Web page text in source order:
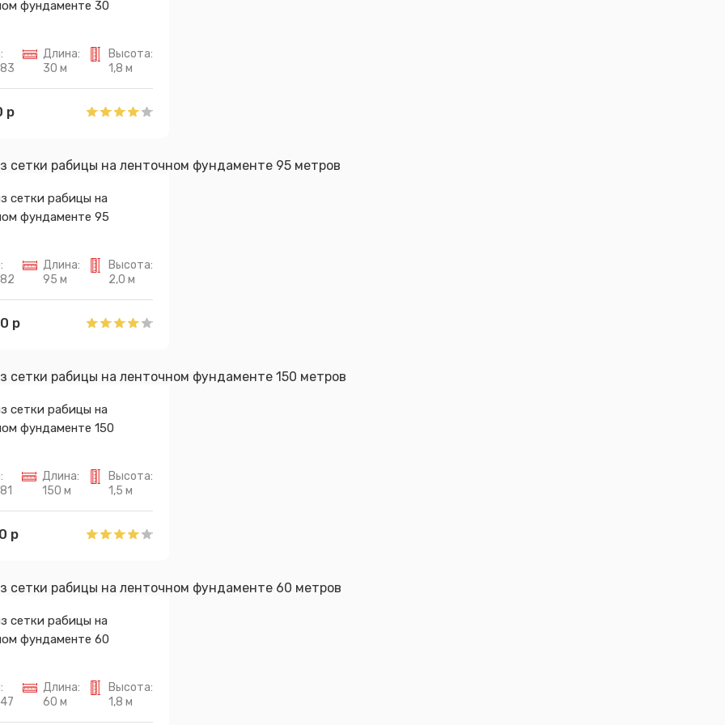
фундаменте 30
Длина:
30 м
Высота:
1,8 м
р
сетки рабицы на
фундаменте 95
Длина:
95 м
Высота:
2,0 м
р
сетки рабицы на
фундаменте 150
Длина:
150 м
Высота:
1,5 м
р
сетки рабицы на
фундаменте 60
Длина:
60 м
Высота:
1,8 м